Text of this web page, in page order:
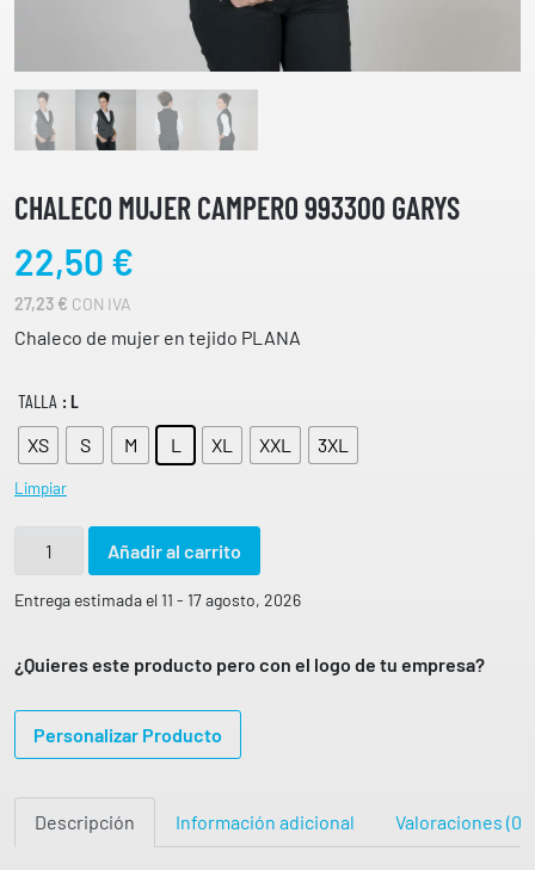
CHALECO MUJER CAMPERO 993300 GARYS
22,50 €
27,23 € CON IVA
Chaleco de mujer en tejido PLANA
TALLA : L
XS
S M L XL XXL 3XL
Limpiar
A
C
O
J
Añadir al carrito
Entrega estimada el 11 - 17 agosto, 2026
¿Quieres este producto pero con el logo de tu empresa?
Personalizar Producto
Descripción Información adicional Valoraciones (0)